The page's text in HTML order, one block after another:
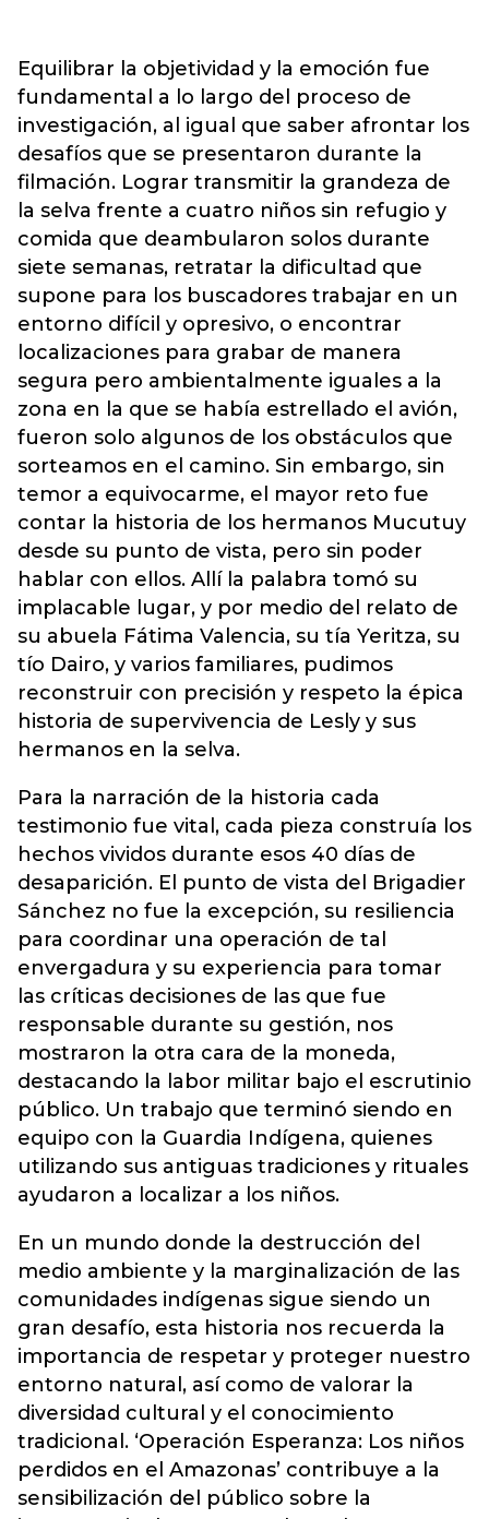
Equilibrar la objetividad y la emoción fue
fundamental a lo largo del proceso de
investigación, al igual que saber afrontar los
desafíos que se presentaron durante la
filmación. Lograr transmitir la grandeza de
la selva frente a cuatro niños sin refugio y
comida que deambularon solos durante
siete semanas, retratar la dificultad que
supone para los buscadores trabajar en un
entorno difícil y opresivo, o encontrar
localizaciones para grabar de manera
segura pero ambientalmente iguales a la
zona en la que se había estrellado el avión,
fueron solo algunos de los obstáculos que
sorteamos en el camino. Sin embargo, sin
temor a equivocarme, el mayor reto fue
contar la historia de los hermanos Mucutuy
desde su punto de vista, pero sin poder
hablar con ellos. Allí la palabra tomó su
implacable lugar, y por medio del relato de
su abuela Fátima Valencia, su tía Yeritza, su
tío Dairo, y varios familiares, pudimos
reconstruir con precisión y respeto la épica
historia de supervivencia de Lesly y sus
hermanos en la selva.
Para la narración de la historia cada
testimonio fue vital, cada pieza construía los
hechos vividos durante esos 40 días de
desaparición. El punto de vista del Brigadier
Sánchez no fue la excepción, su resiliencia
para coordinar una operación de tal
envergadura y su experiencia para tomar
las críticas decisiones de las que fue
responsable durante su gestión, nos
mostraron la otra cara de la moneda,
destacando la labor militar bajo el escrutinio
público. Un trabajo que terminó siendo en
equipo con la Guardia Indígena, quienes
utilizando sus antiguas tradiciones y rituales
ayudaron a localizar a los niños.
En un mundo donde la destrucción del
medio ambiente y la marginalización de las
comunidades indígenas sigue siendo un
gran desafío, esta historia nos recuerda la
importancia de respetar y proteger nuestro
entorno natural, así como de valorar la
diversidad cultural y el conocimiento
tradicional. ‘Operación Esperanza: Los niños
perdidos en el Amazonas’ contribuye a la
sensibilización del público sobre la